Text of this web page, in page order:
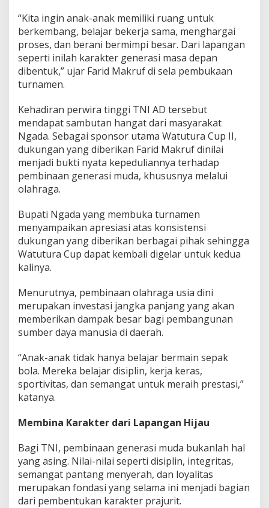
“Kita ingin anak-anak memiliki ruang untuk
berkembang, belajar bekerja sama, menghargai
proses, dan berani bermimpi besar. Dari lapangan
seperti inilah karakter generasi masa depan
dibentuk,” ujar Farid Makruf di sela pembukaan
turnamen.
Kehadiran perwira tinggi TNI AD tersebut
mendapat sambutan hangat dari masyarakat
Ngada. Sebagai sponsor utama Watutura Cup II,
dukungan yang diberikan Farid Makruf dinilai
menjadi bukti nyata kepeduliannya terhadap
pembinaan generasi muda, khususnya melalui
olahraga.
Bupati Ngada yang membuka turnamen
menyampaikan apresiasi atas konsistensi
dukungan yang diberikan berbagai pihak sehingga
Watutura Cup dapat kembali digelar untuk kedua
kalinya.
Menurutnya, pembinaan olahraga usia dini
merupakan investasi jangka panjang yang akan
memberikan dampak besar bagi pembangunan
sumber daya manusia di daerah.
“Anak-anak tidak hanya belajar bermain sepak
bola. Mereka belajar disiplin, kerja keras,
sportivitas, dan semangat untuk meraih prestasi,”
katanya.
Membina Karakter dari Lapangan Hijau
Bagi TNI, pembinaan generasi muda bukanlah hal
yang asing. Nilai-nilai seperti disiplin, integritas,
semangat pantang menyerah, dan loyalitas
merupakan fondasi yang selama ini menjadi bagian
dari pembentukan karakter prajurit.